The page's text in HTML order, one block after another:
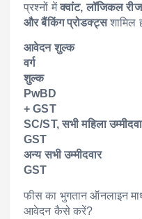
प्रश्नों मेंक्वांट, लॉजिकल
और बैंकिंग प्रोडक्ट्सशामिल
आवेदन शुल्क
वर्ग
शुल्क
+ GST
SC/ST, सभी महिला
GST
अन्य सभी
GST
फीस का भुगतान ऑनलाइन
आवेदन कैसे करें?